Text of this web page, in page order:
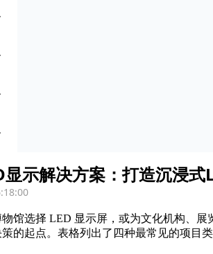
显示解决方案：打造沉浸式
物馆选择 LED 显示屏 ，或为文化机构、
的起点。表格列出了四种最常见的项目